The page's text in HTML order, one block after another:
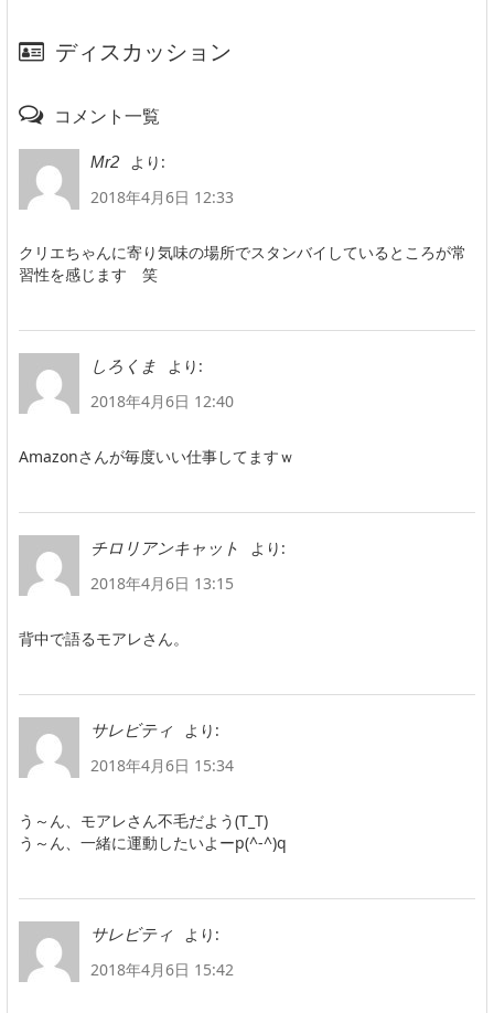
ディスカッション
コメント一覧
Mr2
より:
2018年4月6日 12:33
クリエちゃんに寄り気味の場所でスタンバイしているところが常
習性を感じます 笑
しろくま
より:
2018年4月6日 12:40
Amazonさんが毎度いい仕事してますｗ
チロリアンキャット
より:
2018年4月6日 13:15
背中で語るモアレさん。
サレビティ
より:
2018年4月6日 15:34
う～ん、モアレさん不毛だよう(T_T)
う～ん、一緒に運動したいよーp(^-^)q
サレビティ
より:
2018年4月6日 15:42